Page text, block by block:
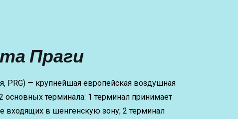
Праги
PRG) — крупнейшая европейская воздушная
основных терминала: 1 терминал принимает
входящих в шенгенскую зону; 2 терминал